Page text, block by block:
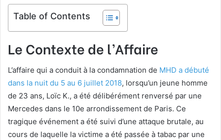
Table of Contents
Le Contexte de l’Affaire
L’affaire qui a conduit à la condamnation de MHD a débuté
dans la nuit du 5 au 6 juillet 2018, lorsqu’un jeune homme
de 23 ans, Loïc K., a été délibérément renversé par une
Mercedes dans le 10e arrondissement de Paris. Ce
tragique événement a été suivi d’une attaque brutale, au
cours de laquelle la victime a été passée à tabac par une